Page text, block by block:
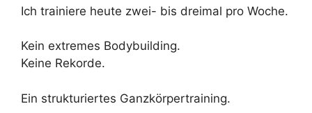
Ich trainiere heute zwei- bis dreimal pro Woche.
Kein extremes Bodybuilding.
Keine Rekorde.
Ein strukturiertes Ganzkörpertraining.